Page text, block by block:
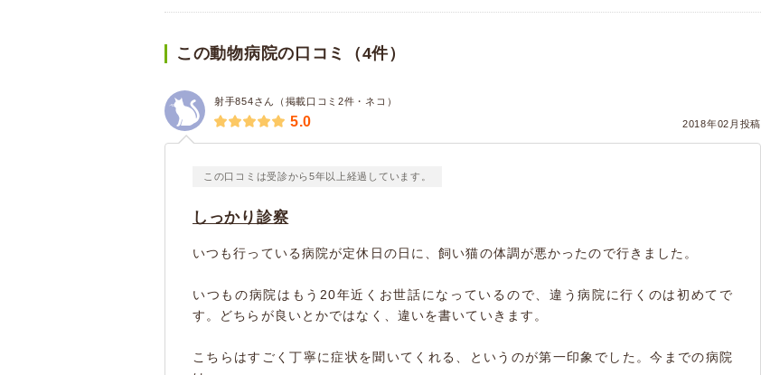
この動物病院の口コミ（4件）
射手854さん（掲載口コミ2件・ネコ）
2018年02月投稿
5.0
この口コミは受診から5年以上経過しています。
しっかり診察
いつも行っている病院が定休日の日に、飼い猫の体調が悪かったので行きました。
いつもの病院はもう20年近くお世話になっているので、違う病院に行くのは初めてで
す。どちらが良いとかではなく、違いを書いていきます。
こちらはすごく丁寧に症状を聞いてくれる、というのが第一印象でした。今までの病院